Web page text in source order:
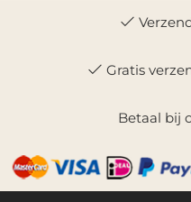
Gratis
Betaal bij